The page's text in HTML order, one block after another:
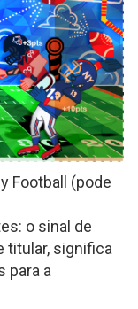
Football (pode
o sinal de
titular, significa
para a